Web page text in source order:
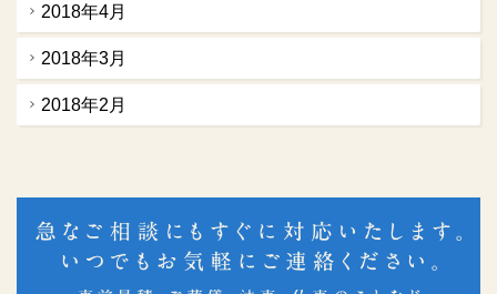
2018年4月
2018年3月
2018年2月